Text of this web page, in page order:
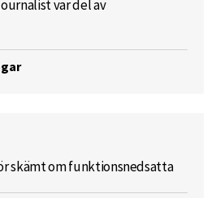
var del av
skämt om funktionsnedsatta